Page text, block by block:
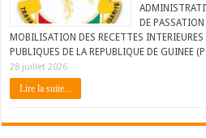
DE
MOBILISATION DES RECETTES
PUBLIQUES DE LA REPUBLIQUE DE GUINEE
28 juillet 2026
Lire la suite...